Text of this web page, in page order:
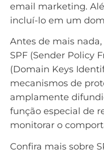
email marketing.
incluí-lo em um
Antes de mais
SPF (Sender Policy
(Domain Keys
mecanismos de
amplamente
função especial de
monitorar o
Confira mais sobre